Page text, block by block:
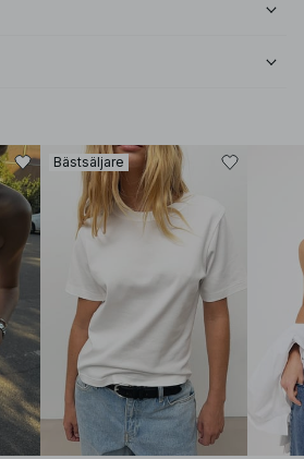
Bästsäljare